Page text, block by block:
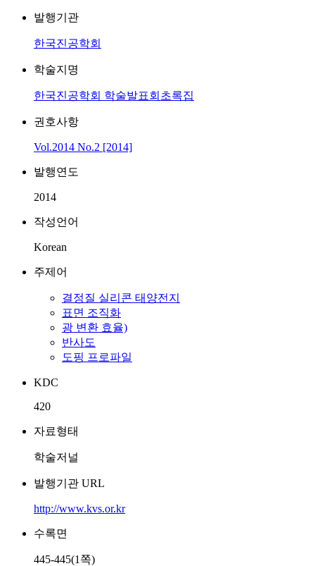
발행기관
한국진공학회
학술지명
한국진공학회 학술발표회초록집
권호사항
Vol.2014 No.2 [2014]
발행연도
2014
작성언어
Korean
주제어
결정질 실리콘 태양전지
표면 조직화
광 변환 효율)
반사도
도핑 프로파일
KDC
420
자료형태
학술저널
발행기관 URL
http://www.kvs.or.kr
수록면
445-445(1쪽)